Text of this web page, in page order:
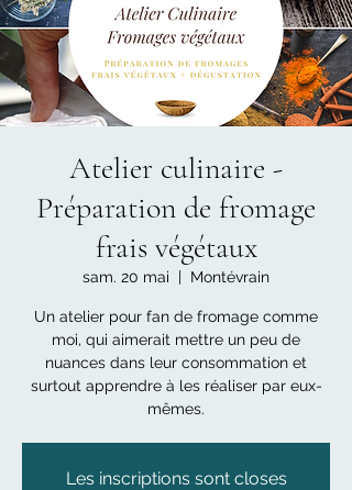
Atelier culinaire -
Préparation de fromage
frais végétaux
sam. 20 mai
  |
Montévrain
Un atelier pour fan de fromage comme
moi, qui aimerait mettre un peu de
nuances dans leur consommation et
surtout apprendre à les réaliser par eux-
mêmes.
Les inscriptions sont closes